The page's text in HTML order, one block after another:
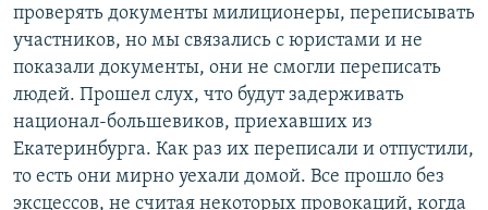
проверять документы милиционеры, переписывать
участников, но мы связались с юристами и не
показали документы, они не смогли переписать
людей. Прошел слух, что будут задерживать
национал-большевиков, приехавших из
Екатеринбурга. Как раз их переписали и отпустили,
то есть они мирно уехали домой. Все прошло без
эксцессов, не считая некоторых провокаций, когда